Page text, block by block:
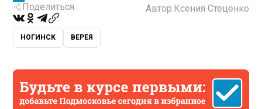
Поделиться
Автор:Ксения Стеценко
НОГИНСК ВЕРЕЯ